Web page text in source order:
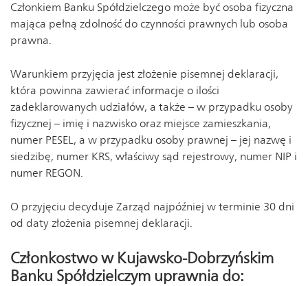
Członkiem Banku Spółdzielczego może być osoba fizyczna
mająca pełną zdolność do czynności prawnych lub osoba
prawna.
Warunkiem przyjęcia jest złożenie pisemnej deklaracji,
która powinna zawierać informacje o ilości
zadeklarowanych udziałów, a także – w przypadku osoby
fizycznej – imię i nazwisko oraz miejsce zamieszkania,
numer PESEL, a w przypadku osoby prawnej – jej nazwę i
siedzibę, numer KRS, właściwy sąd rejestrowy, numer NIP i
numer REGON.
O przyjęciu decyduje Zarząd najpóźniej w terminie 30 dni
od daty złożenia pisemnej deklaracji.
Członkostwo w Kujawsko-Dobrzyńskim
Banku Spółdzielczym uprawnia do: